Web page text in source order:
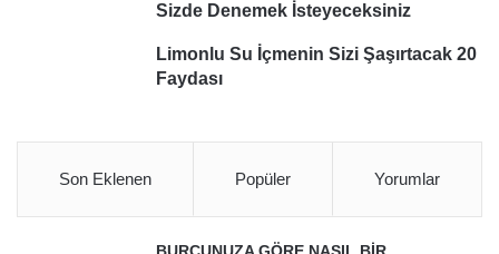
Sizde Denemek İsteyeceksiniz
Limonlu Su İçmenin Sizi Şaşırtacak 20
Faydası
Son Eklenen Popüler Yorumlar